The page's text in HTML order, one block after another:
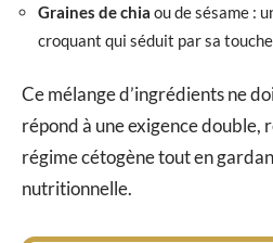
Graines de chia ou de sésame :
croquant qui séduit par sa
Ce mélange d’ingrédients ne
répond à une exigence double,
régime cétogène tout en
nutritionnelle.